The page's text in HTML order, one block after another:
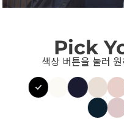
Pick
색상 버튼을 눌러